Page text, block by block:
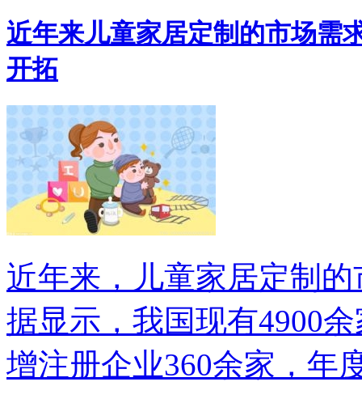
近年来儿童家居定制的市场需
开拓
近年来，儿童家居定制
据显示，我国现有4900
增注册企业360余家，年